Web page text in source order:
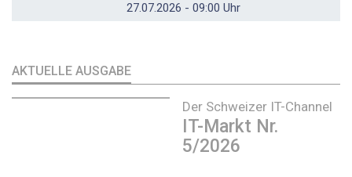
27.07.2026 - 09:00 Uhr
AKTUELLE AUSGABE
Der Schweizer IT-Channel
IT-Markt Nr.
5/2026